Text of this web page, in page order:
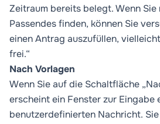
Zeitraum bereits belegt. Wenn
Passendes finden, können Sie
einen Antrag auszufüllen,
frei.“
Nach Vorlagen
Wenn Sie auf die Schaltfläche
erscheint ein Fenster zur Eingabe
benutzerdefinierten Nachricht.